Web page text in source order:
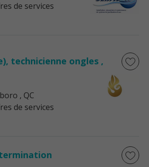
de services
technicienne ongles ,
, QC
de services